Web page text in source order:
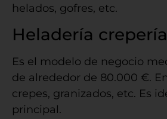
helados, gofres, etc.
Heladería crepería
Es el modelo de negocio
de alrededor de 80.000 €.
crepes, granizados, etc. Es
principal.